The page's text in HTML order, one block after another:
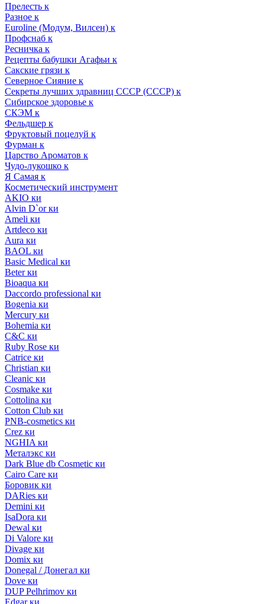
Прелесть к
Разное к
Euroline (Модум, Вилсен) к
Профснаб к
Ресничка к
Рецепты бабушки Агафьи к
Сакские грязи к
Северное Сияние к
Секреты лучших здравниц СССР (СССР) к
Сибирское здоровье к
СКЭМ к
Фельдшер к
Фруктовый поцелуй к
Фурман к
Царство Ароматов к
Чудо-лукошко к
Я Самая к
Косметический инструмент
AKIO ки
Alvin D`or ки
Ameli ки
Artdeco ки
Aura ки
BAOL ки
Basic Medical ки
Beter ки
Bioaqua ки
Daccordo professional ки
Bogenia ки
Mercury ки
Bohemia ки
C&C ки
Ruby Rose ки
Catrice ки
Christian ки
Cleanic ки
Cosmake ки
Cottolina ки
Cotton Club ки
PNB-cosmetics ки
Crez ки
NGHIA ки
Металэкс ки
Dark Blue db Cosmetic ки
Cairo Care ки
Боровик ки
DARies ки
Demini ки
IsaDora ки
Dewal ки
Di Valore ки
Divage ки
Domix ки
Donegal / Донегал ки
Dove ки
DUP Pelhrimov ки
Edgar ки